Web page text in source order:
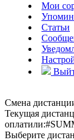
Мои
Статьи
Смена
Текущая
оплатили:
Выберите